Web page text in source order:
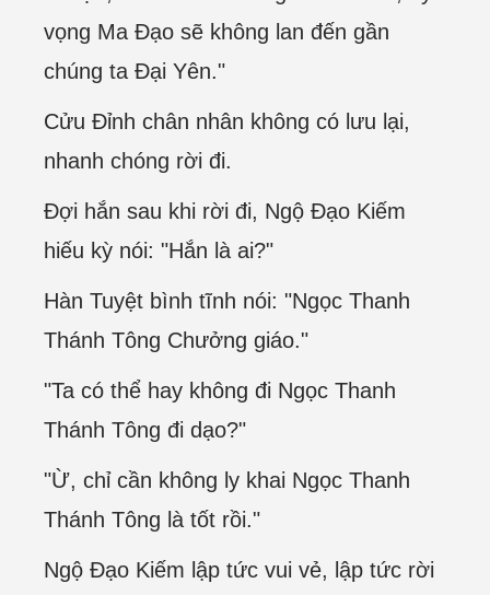
vọng Ma Đạo sẽ không lan đến gần
chúng ta Đại Yên."
Cửu Đỉnh chân nhân không có lưu lại,
nhanh chóng rời đi.
Đợi hắn sau khi rời đi, Ngộ Đạo Kiếm
hiếu kỳ nói: "Hắn là ai?"
Hàn Tuyệt bình tĩnh nói: "Ngọc Thanh
Thánh Tông Chưởng giáo."
"Ta có thể hay không đi Ngọc Thanh
Thánh Tông đi dạo?"
"Ừ, chỉ cần không ly khai Ngọc Thanh
Thánh Tông là tốt rồi."
Ngộ Đạo Kiếm lập tức vui vẻ, lập tức rời